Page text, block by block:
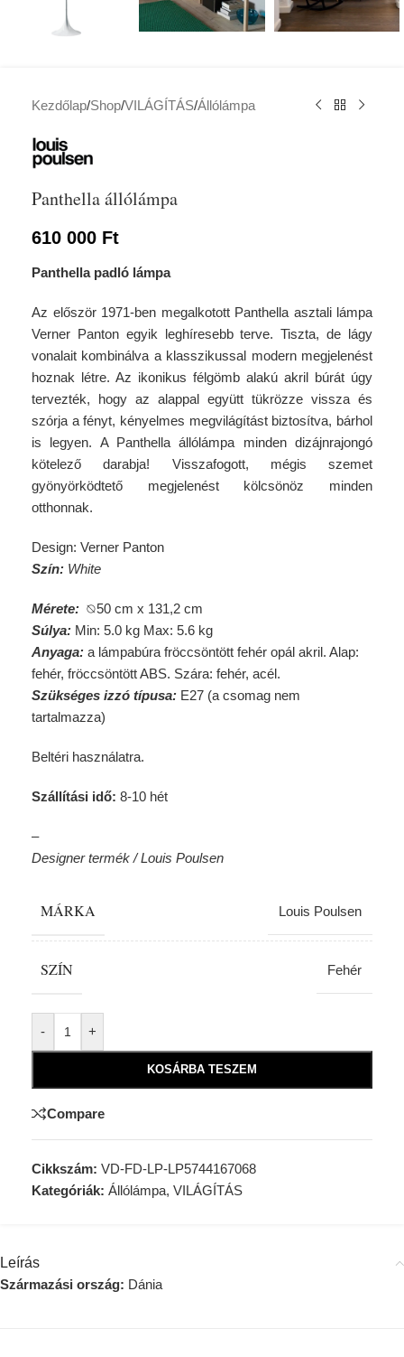
Kezdőlap/Shop/VILÁGÍTÁS/Állólámpa
Panthella állólámpa
610 000 Ft
Panthella padló lámpa
Az először 1971-ben megalkotott Panthella asztali lámpa
Verner Panton egyik leghíresebb terve. Tiszta, de lágy
vonalait kombinálva a klasszikussal modern megjelenést
hoznak létre. Az ikonikus félgömb alakú akril búrát úgy
tervezték, hogy az alappal együtt tükrözze vissza és
szórja a fényt, kényelmes megvilágítást biztosítva, bárhol
is legyen. A Panthella állólámpa minden dizájnrajongó
kötelező darabja! Visszafogott, mégis szemet
gyönyörködtető megjelenést kölcsönöz minden
otthonnak.
Design: Verner Panton
Szín: White
Mérete: ⦰50 cm x 131,2 cm
Súlya: Min: 5.0 kg Max: 5.6 kg
Anyaga: a lámpabúra fröccsöntött fehér opál akril. Alap:
fehér, fröccsöntött ABS. Szára: fehér, acél.
Szükséges izzó típusa: E27 (a csomag nem
tartalmazza)
Beltéri használatra.
Szállítási idő: 8-10 hét
–
Designer termék / Louis Poulsen
MÁRKA Louis Poulsen
SZÍN Fehér
- +
KOSÁRBA TESZEM
Compare
Cikkszám: VD-FD-LP-LP5744167068
Kategóriák: Állólámpa, VILÁGÍTÁS
Leírás
Származási ország: Dánia